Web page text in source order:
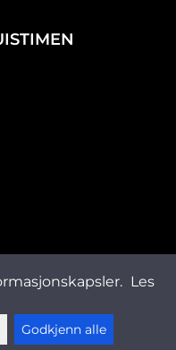
Les
Godkjenn alle